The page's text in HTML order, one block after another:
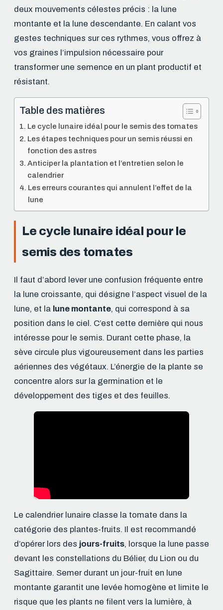
deux mouvements célestes précis : la lune
montante et la lune descendante. En calant vos
gestes techniques sur ces rythmes, vous offrez à
vos graines l’impulsion nécessaire pour
transformer une semence en un plant productif et
résistant.
Table des matières
Le cycle lunaire idéal pour le semis des tomates
Les étapes techniques pour un semis réussi en
fonction des astres
Anticiper la plantation et l’entretien selon le
calendrier
Les erreurs courantes qui annulent l’effet de la
lune
Le cycle lunaire idéal pour le
semis des tomates
Il faut d’abord lever une confusion fréquente entre
la lune croissante, qui désigne l’aspect visuel de la
lune, et la lune montante, qui correspond à sa
position dans le ciel. C’est cette dernière qui nous
intéresse pour le semis. Durant cette phase, la
sève circule plus vigoureusement dans les parties
aériennes des végétaux. L’énergie de la plante se
concentre alors sur la germination et le
développement des tiges et des feuilles.
Le calendrier lunaire classe la tomate dans la
catégorie des plantes-fruits. Il est recommandé
d’opérer lors des jours-fruits, lorsque la lune passe
devant les constellations du Bélier, du Lion ou du
Sagittaire. Semer durant un jour-fruit en lune
montante garantit une levée homogène et limite le
risque que les plants ne filent vers la lumière, à